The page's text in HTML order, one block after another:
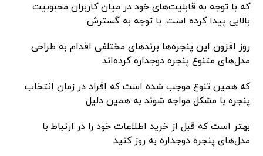
که با توجه به قابلیت‌های خود در میان کاربران محبوبیت
بالایی پیدا کرده است‌. با توجه به گسترش
روز افزون این پنجره‌ها برندهای مختلفی اقدام به طراحی
مدل‌های متنوع پنجره دوجداره کرده‌اند
که همین تنوع موجب شده است که افراد در زمان انتخاب
پنجره با مشکل مواجه شوند به همین دلیل
بهتر است که قبل از خرید اطلاعات خود را در ارتباط با
مدل‌های پنجره دوجداره به روز کنید